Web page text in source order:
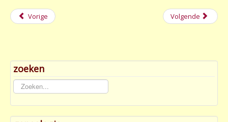
Vorige Volgende
zoeken
Zoeken...